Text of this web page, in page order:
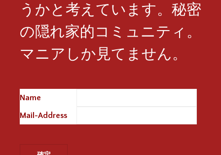
うかと考えています。秘密
の隠れ家的コミュニティ。
マニアしか見てません。
Name
Mail-Address